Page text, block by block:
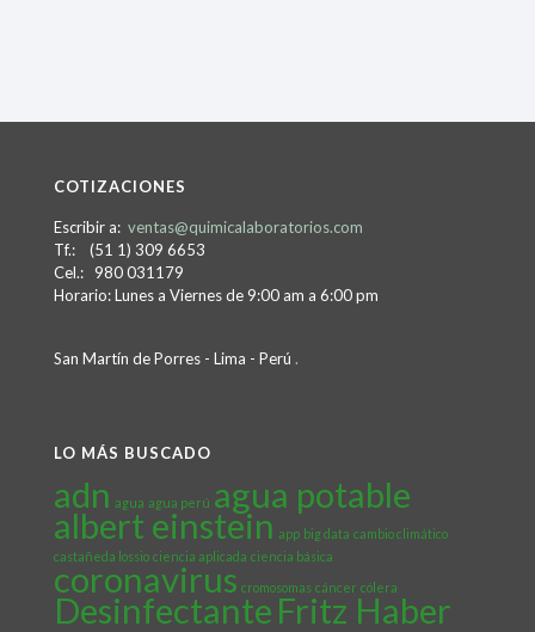
COTIZACIONES
Escribir a: ventas@quimicalaboratorios.com
Tf.: (51 1) 309 6653
Cel.: 980 031179
Horario: Lunes a Viernes de 9:00 am a 6:00 pm
San Martín de Porres - Lima - Perú .
LO MÁS BUSCADO
adn agua agua perú agua potable
albert einstein app big data cambio climático
castañeda lossio ciencia aplicada ciencia básica
coronavirus cromosomas cáncer cólera
Desinfectante Fritz Haber